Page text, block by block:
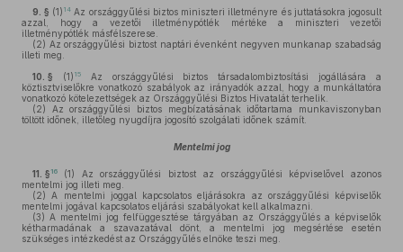
9. § (1) 14 Az országgyűlési biztos miniszteri illetményre és juttatásokra jogosult
azzal, hogy a vezetői illetménypótlék mértéke a miniszteri vezetői
illetménypótlék másfélszerese.
(2) Az országgyűlési biztost naptári évenként negyven munkanap szabadság
illeti meg.
10. § (1) 15Az országgyűlési biztos társadalombiztosítási jogállására a
köztisztviselőkre vonatkozó szabályok az irányadók azzal, hogy a munkáltatóra
vonatkozó kötelezettségek az Országgyűlési Biztos Hivatalát terhelik.
(2) Az országgyűlési biztos megbízatásának időtartama munkaviszonyban
töltött időnek, illetőleg nyugdíjra jogosító szolgálati időnek számít.
Mentelmi jog
11. § 16 (1) Az országgyűlési biztost az országgyűlési képviselővel azonos
mentelmi jog illeti meg.
(2) A mentelmi joggal kapcsolatos eljárásokra az országgyűlési képviselők
mentelmi jogával kapcsolatos eljárási szabályokat kell alkalmazni.
(3) A mentelmi jog felfüggesztése tárgyában az Országgyűlés a képviselők
kétharmadának a szavazatával dönt, a mentelmi jog megsértése esetén
szükséges intézkedést az Országgyűlés elnöke teszi meg.